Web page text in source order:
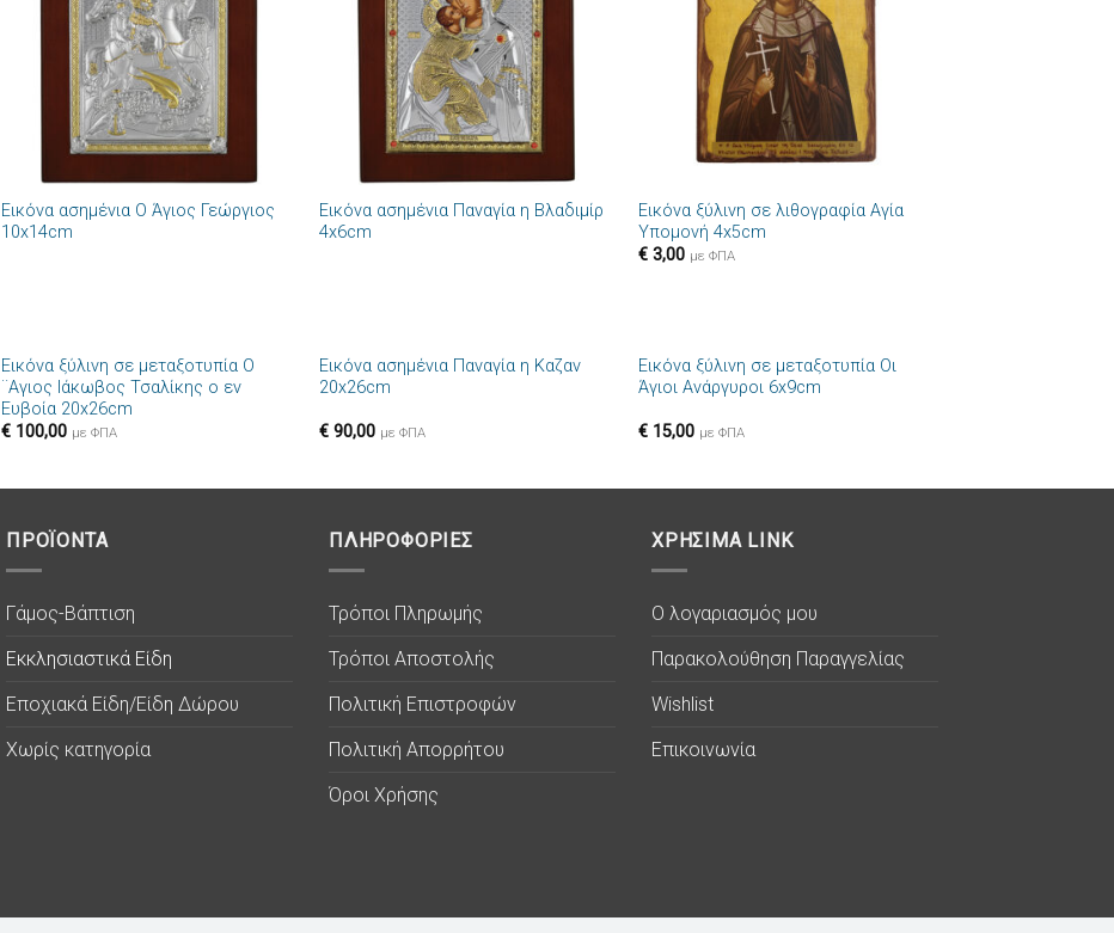
Εικόνα ασημένια Ο Άγιος Γεώργιος
10x14cm
Εικόνα ασημένια Παναγία η Βλαδιμίρ
4x6cm
Εικόνα ξύλινη σε λιθογραφία Αγία
Υπομονή 4x5cm
€3,00 με ΦΠΑ
Πρόσθήκη
στην λίστα
Εικόνα ξύλινη σε μεταξοτυπία Ο
¨Αγιος Ιάκωβος Τσαλίκης ο εν
Ευβοία 20x26cm
€ 100,00 με ΦΠΑ
Πρόσθήκη
Εικόνα ασημένια Παναγία η Καζαν
20x26cm
€ 90,00 με ΦΠΑ
Πρόσθήκη
Εικόνα ξύλινη σε μεταξοτυπία Οι
Άγιοι Ανάργυροι 6x9cm
€15,00 με ΦΠΑ
ΠΡΟΪΟΝΤΑ
Γάμος-Βάπτιση
Εκκλησιαστικά Είδη
Εποχιακά Είδη/Είδη Δώρου
Χωρίς κατηγορία
ΠΛΗΡΟΦΟΡΙΕΣ
Τρόποι Πληρωμής
Τρόποι Αποστολής
Πολιτική Επιστροφών
Πολιτική Απορρήτου
Όροι Χρήσης
ΧΡΗΣΙΜΑ LINK
Ο λογαριασμός μου
Παρακολούθηση Παραγγελίας
Wishlist
Επικοινωνία